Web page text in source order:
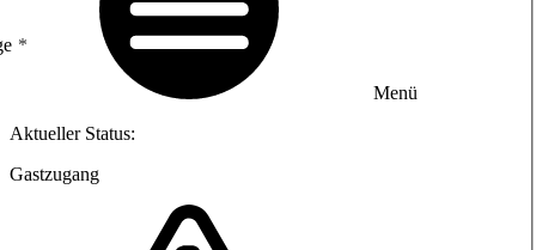
Menü
Aktueller Status:
Gastzugang